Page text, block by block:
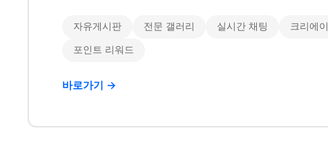
자유게시판 전문 갤러리 실시간 채팅 크리에
포인트 리워드
바로가기 →